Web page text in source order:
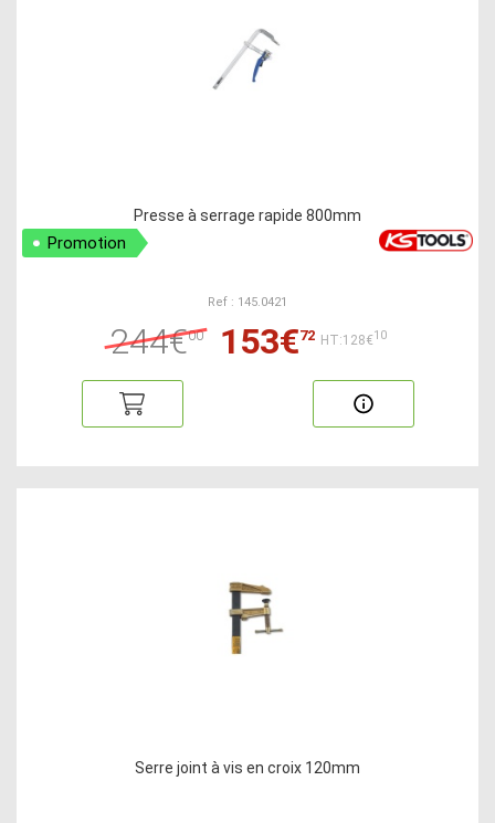
Presse à serrage rapide 800mm
Promotion
Ref : 145.0421
244€00 153€72 HT:128€10
Serre joint à vis en croix 120mm